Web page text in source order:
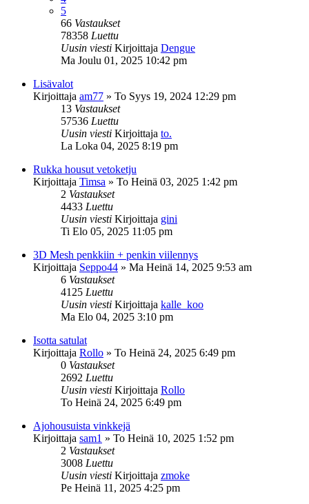
5
66 Vastaukset
78358 Luettu
Uusin viesti Kirjoittaja Dengue
Ma Joulu 01, 2025 10:42 pm
Lisävalot
Kirjoittaja am77 » To Syys 19, 2024 12:29 pm
13 Vastaukset
57536 Luettu
Uusin viesti Kirjoittaja to.
La Loka 04, 2025 8:19 pm
Rukka housut vetoketju
Kirjoittaja Timsa » To Heinä 03, 2025 1:42 pm
2 Vastaukset
4433 Luettu
Uusin viesti Kirjoittaja gini
Ti Elo 05, 2025 11:05 pm
3D Mesh penkkiin + penkin viilennys
Kirjoittaja Seppo44 » Ma Heinä 14, 2025 9:53 am
6 Vastaukset
4125 Luettu
Uusin viesti Kirjoittaja kalle_koo
Ma Elo 04, 2025 3:10 pm
Isotta satulat
Kirjoittaja Rollo » To Heinä 24, 2025 6:49 pm
0 Vastaukset
2692 Luettu
Uusin viesti Kirjoittaja Rollo
To Heinä 24, 2025 6:49 pm
Ajohousuista vinkkejä
Kirjoittaja sam1 » To Heinä 10, 2025 1:52 pm
2 Vastaukset
3008 Luettu
Uusin viesti Kirjoittaja zmoke
Pe Heinä 11, 2025 4:25 pm